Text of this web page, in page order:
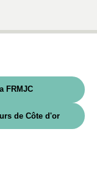
FRMJC
de Côte d'or